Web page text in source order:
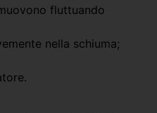
fluttuando
nella schiuma;